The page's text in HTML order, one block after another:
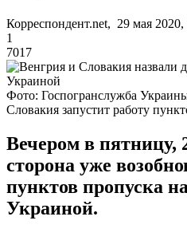
Корреспондент.net, 29 мая 2020,
1
7017
Фото: Госпогранслужба
Словакия запустит работу
Вечером в пятницу,
сторона уже
пунктов пропуска
Украиной.